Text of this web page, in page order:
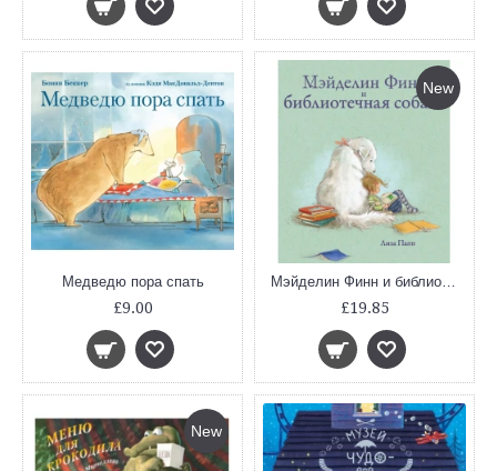
Медведю пора спать
£9.00
New
Мэйделин Финн и библиотечная собака
£19.85
New